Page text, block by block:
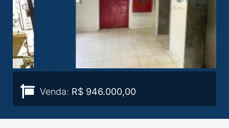
Venda: R$ 946.000,00